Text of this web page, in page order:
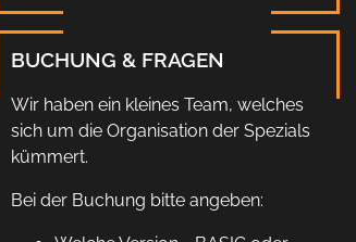
BUCHUNG & FRAGEN
Wir haben ein kleines Team, welches
sich um die Organisation der Spezials
kümmert.
Bei der Buchung bitte angeben: